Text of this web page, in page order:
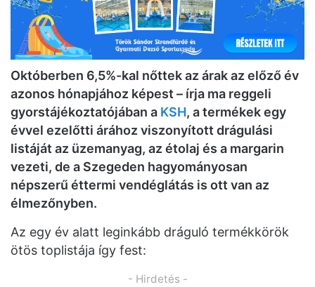
Októberben 6,5%-kal nőttek az árak az előző év
azonos hónapjához képest – írja ma reggeli
gyorstájékoztatójában a KSH, a termékek egy
évvel ezelőtti árához viszonyított drágulási
listáját az üzemanyag, az étolaj és a margarin
vezeti, de a Szegeden hagyományosan
népszerű éttermi vendéglátás is ott van az
élmezőnyben.
Az egy év alatt leginkább dráguló termékkörök
ötös toplistája így fest:
- Hirdetés -